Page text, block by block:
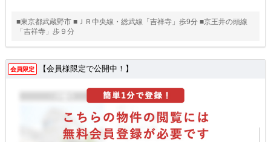
■東京都武蔵野市 ■ＪＲ中央線・総武線「吉祥寺」歩9分 ■京王井の頭線
「吉祥寺」歩９分
会員限定 【会員様限定で公開中！】